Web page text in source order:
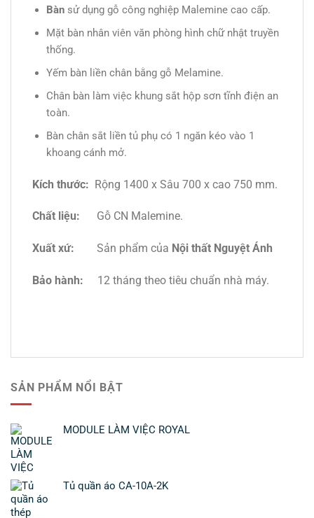
Bànsử dụng gỗ công nghiệp Malemine cao cấp.
Mặt bàn nhân viên văn phòng hình chữ nhật truyền
thống.
Yếm bàn liền chân bằng gỗ Melamine.
Chân bàn làm việc khung sắt hộp sơn tĩnh điện an
toàn.
Bàn chân sắt liền tủ phụ có 1 ngăn kéo vào 1
khoang cánh mở.
Kích thước: Rộng 1400 x Sâu 700 x cao 750 mm.
Chất liệu: Gỗ CN Malemine.
Xuất xứ: Sản phẩm của Nội thất Nguyệt Ánh
Bảo hành: 12 tháng theo tiêu chuẩn nhà máy.
SẢN PHẨM NỔI BẬT
MODULE LÀM VIỆC ROYAL
Tủ quần áo CA-10A-2K